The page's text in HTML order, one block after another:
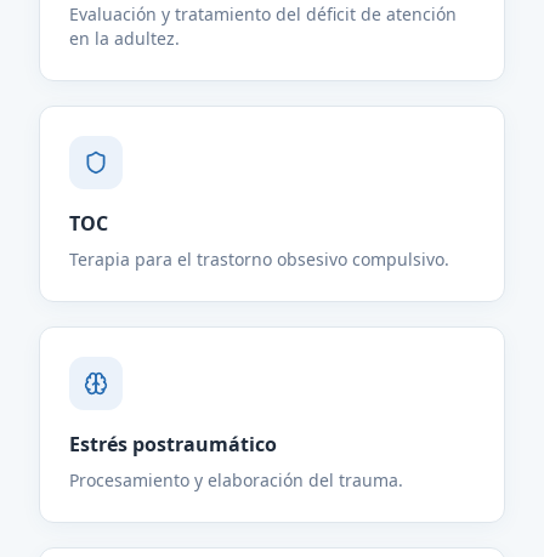
Evaluación y tratamiento del déficit de atención
en la adultez.
TOC
Terapia para el trastorno obsesivo compulsivo.
Estrés postraumático
Procesamiento y elaboración del trauma.